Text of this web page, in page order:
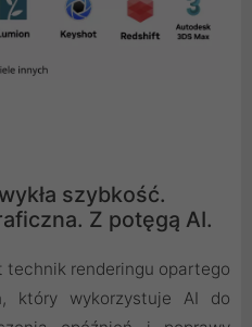
szybkość.
Z potęgą AI.
technik renderingu opartego
który wykorzystuje AI do